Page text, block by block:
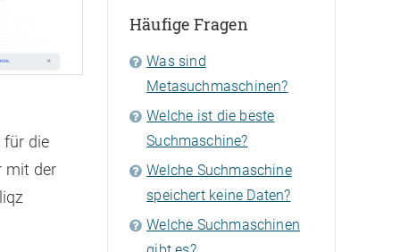
für die
mit der
Häufige Fragen
Was sind
Metasuchmaschinen?
Welche ist die beste
Suchmaschine?
Welche Suchmaschine
speichert keine Daten?
Welche Suchmaschinen